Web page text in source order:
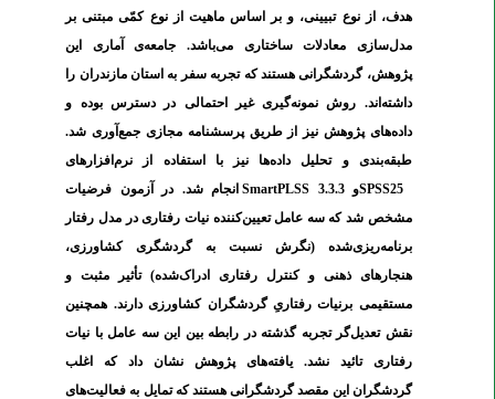
هدف، از نوع تبیینی، و بر اساس ماهیت از نوع کمّی مبتنی بر
مدل‌سازی معادلات ساختاری می‌باشد. جامعه‌ی آماری این
پژوهش، گردشگرانی هستند که تجربه سفر به استان مازندران را
داشته‌اند. روش نمونه‌گیری غیر احتمالی در دسترس بوده و
داده‌های پژوهش نیز از طریق پرسشنامه مجازی جمع‌آوری شد.
طبقه‌بندی و تحلیل داده‌ها نیز با استفاده از نرم‌افزارهای
SPSS25وSmartPLSS 3.3.3انجام شد. در آزمون فرضیات
مشخص شد که سه عامل تعیین‌کننده نیات رفتاری در مدل رفتار
برنامه‌ریزی‌شده (نگرش نسبت به گردشگری کشاورزی،
هنجارهای ذهنی و کنترل رفتاری ادراک‌شده) تأثیر مثبت و
مستقیمی برنیات رفتاریِ گردشگران کشاورزی دارند. همچنین
نقش تعدیل‌گر تجربه گذشته در رابطه بین این سه عامل با نیات
رفتاری تائید نشد. یافته‌های پژوهش نشان داد که اغلب
گردشگران این مقصد گردشگرانی هستند که تمایل به فعالیت‌های